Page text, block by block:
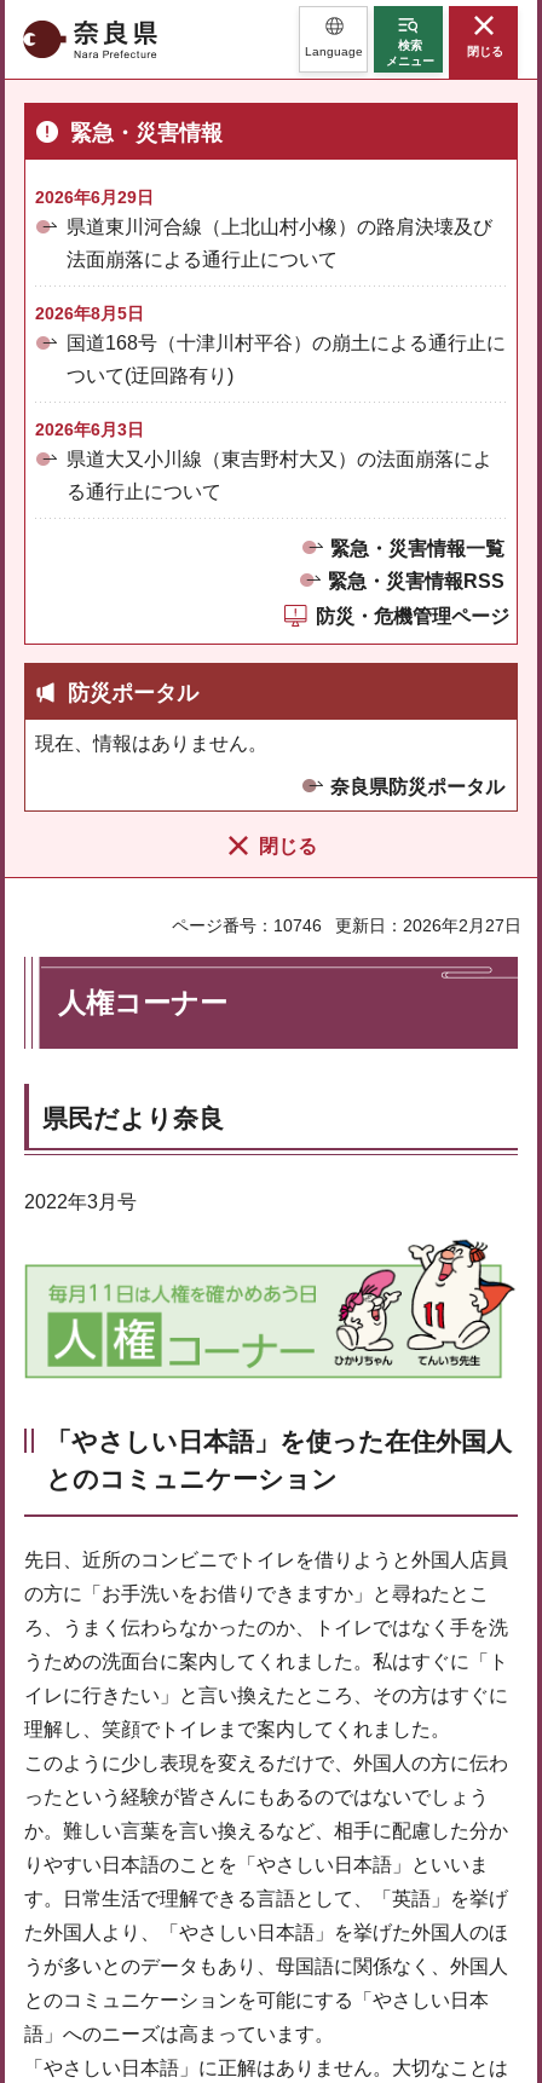
奈良県 Language
検索
メニュー
閉じる
緊急・災害情報
2026年6月29日
県道東川河合線（上北山村小橡）の路肩決壊及び
法面崩落による通行止について
2026年8月5日
国道168号（十津川村平谷）の崩土による通行止に
ついて(迂回路有り)
2026年6月3日
県道大又小川線（東吉野村大又）の法面崩落によ
る通行止について
緊急・災害情報一覧
緊急・災害情報RSS
防災・危機管理ページ
防災ポータル
現在、情報はありません。
奈良県防災ポータル
閉じる
ページ番号：10746 更新日：2026年2月27日
人権コーナー
県民だより奈良
2022年3月号
「やさしい日本語」を使った在住外国人
とのコミュニケーション
先日、近所のコンビニでトイレを借りようと外国人店員
の方に「お手洗いをお借りできますか」と尋ねたとこ
ろ、うまく伝わらなかったのか、トイレではなく手を洗
うための洗面台に案内してくれました。私はすぐに「ト
イレに行きたい」と言い換えたところ、その方はすぐに
理解し、笑顔でトイレまで案内してくれました。
このように少し表現を変えるだけで、外国人の方に伝わ
ったという経験が皆さんにもあるのではないでしょう
か。難しい言葉を言い換えるなど、相手に配慮した分か
りやすい日本語のことを「やさしい日本語」といいま
す。日常生活で理解できる言語として、「英語」を挙げ
た外国人より、「やさしい日本語」を挙げた外国人のほ
うが多いとのデータもあり、母国語に関係なく、外国人
とのコミュニケーションを可能にする「やさしい日本
語」へのニーズは高まっています。
「やさしい日本語」に正解はありません。大切なことは